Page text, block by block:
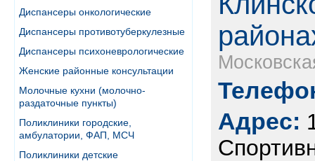
Диспансеры онкологические
Диспансеры противотуберкулезные
Диспансеры психоневрологические
Женские районные консультации
Молочные кухни (молочно-
раздаточные пункты)
Поликлиники городские,
амбулатории, ФАП, МСЧ
Поликлиники детские
Адрес: